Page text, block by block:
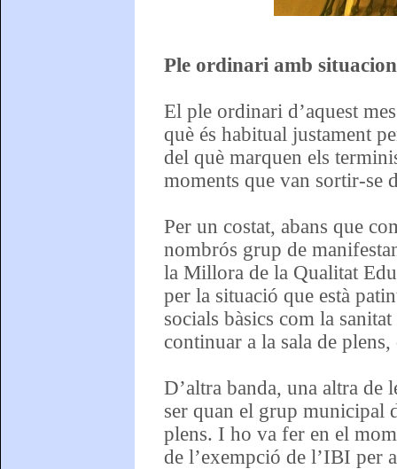
Ple ordinari amb
El ple ordinari d’aquest
què és habitual justament
del què marquen els
moments que van sortir-se
Per un costat, abans que
nombrós grup de
la Millora de la Qualitat
per la situació que està
socials bàsics com la
continuar a la sala de
D’altra banda, una altra de
ser quan el grup municipal
plens. I ho va fer en el
de l’exempció de l’IBI per